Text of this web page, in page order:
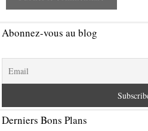
Abonnez-vous au blog
Derniers Bons Plans